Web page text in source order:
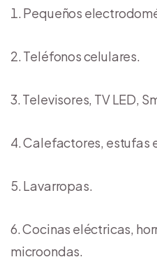
Pequeños
Teléfonos celulares.
Televisores, TV LED,
Calefactores, estufas
Lavarropas.
Cocinas eléctricas,
microondas.